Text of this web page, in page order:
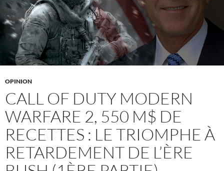
OPINION
CALL OF DUTY MODERN
WARFARE 2, 550 M$ DE
RECETTES : LE TRIOMPHE À
RETARDEMENT DE L’ÈRE